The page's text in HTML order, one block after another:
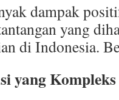
dampak
yang
di Indonesia.
yang Kompleks